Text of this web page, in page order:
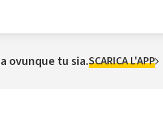
ovunque tu sia.SCARICA L'APP